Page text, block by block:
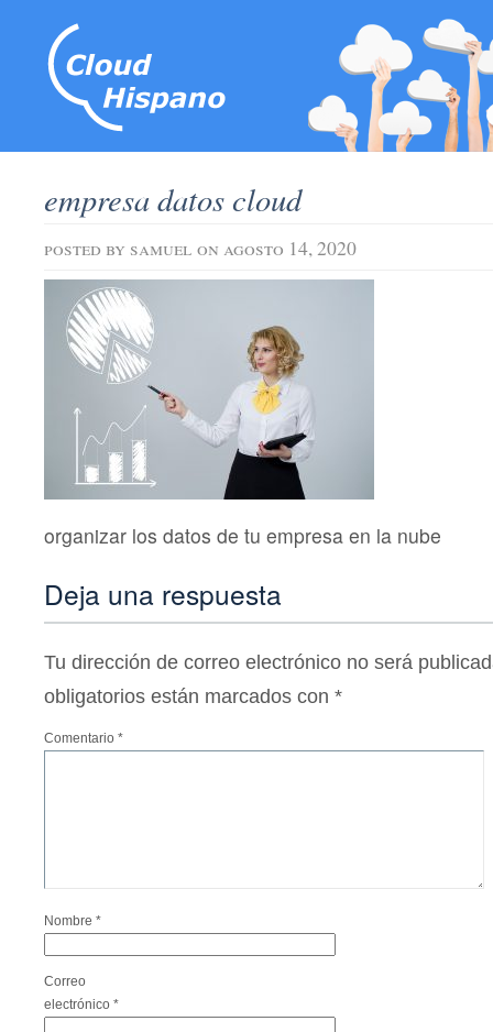
empresa datos cloud
posted by samuel on agosto 14, 2020
organizar los datos de tu empresa en la nube
Deja una respuesta
Tu dirección de correo electrónico no será
obligatorios están marcados con *
Comentario *
Nombre *
Correo
electrónico *